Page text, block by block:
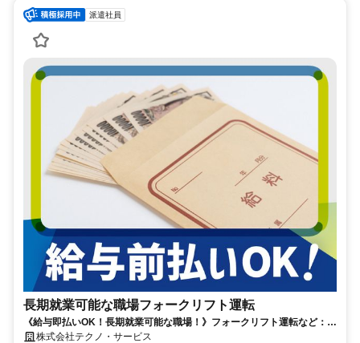
派遣社員
長期就業可能な職場フォークリフト運転
《給与即払いOK！長期就業可能な職場！》フォークリフト運転など：船
橋市株式会社テクノ・サービス